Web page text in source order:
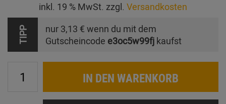
inkl. 19 % MwSt. zzgl. Versandkosten
TIPP nur 3,13 € wenn du mit dem
Gutscheincode e3oc5w99fj kaufst
IN DEN WARENKORB